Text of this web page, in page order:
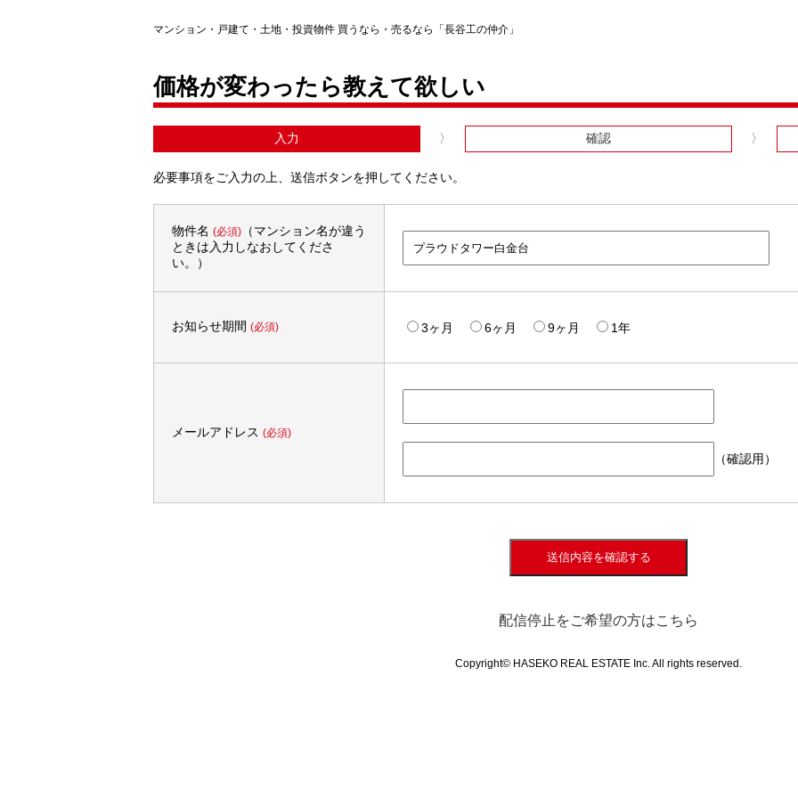
マンション・戸建て・土地・投資物件 買うなら・売るなら「長谷工の仲介」
価格が変わったら教えて欲しい
入力 確認
必要事項をご入力の上、送信ボタンを押してください。
物件名 (必須)（マンション名が違う
ときは入力しなおしてくださ
い。）
お知らせ期間 (必須) 3ヶ月 6ヶ月 9ヶ月 1年
メールアドレス (必須)
（確認用）
送信内容を確認する
配信停止をご希望の方はこちら
Copyright© HASEKO REAL ESTATE Inc. All rights reserved.